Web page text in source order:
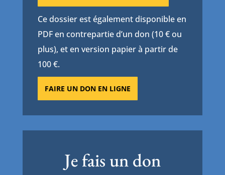
Ce dossier est également disponible en
PDF en contrepartie d’un don (10 € ou
plus), et en version papier à partir de
100 €.
FAIRE UN DON EN LIGNE
Je fais un don